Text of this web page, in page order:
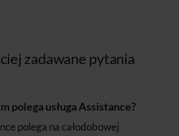
zadawane pytania
polega usługa Assistance?
polega na całodobowej